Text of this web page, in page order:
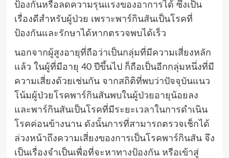
ป้องกันหรือลดความรุนแรงของอาการได้ ซึ่งเป็น
เรื่องดีสำหรับผู้ป่วย เพราะพาร์กินสันเป็นโรคที่
ป้องกันและรักษาได้หากตรวจพบได้เร็ว
นอกจากผู้สูงอายุที่ถือว่าเป็นกลุ่มที่มีความเสี่ยงหลัก
แล้ว ในผู้ที่มีอายุ 40 ปีขึ้นไป ก็ถือเป็นอีกกลุ่มหนึ่งที่มี
ความเสี่ยงด้วยเช่นกัน จากสถิติที่พบว่าปัจจุบันแนว
โน้มผู้ป่วยโรคพาร์กินสันพบในผู้ป่วยอายุน้อยลง
และพาร์กินสันเป็นโรคที่มีระยะเวลาในการดำเนิน
โรคค่อนข้างนาน ดังนั้นการที่สามารถตรวจเช็กได้
ล่วงหน้าถึงความเสี่ยงของการเป็นโรคพาร์กินสัน จึง
เป็นเรื่องจำเป็นเพื่อที่จะหาทางป้องกัน หรือเข้าสู่